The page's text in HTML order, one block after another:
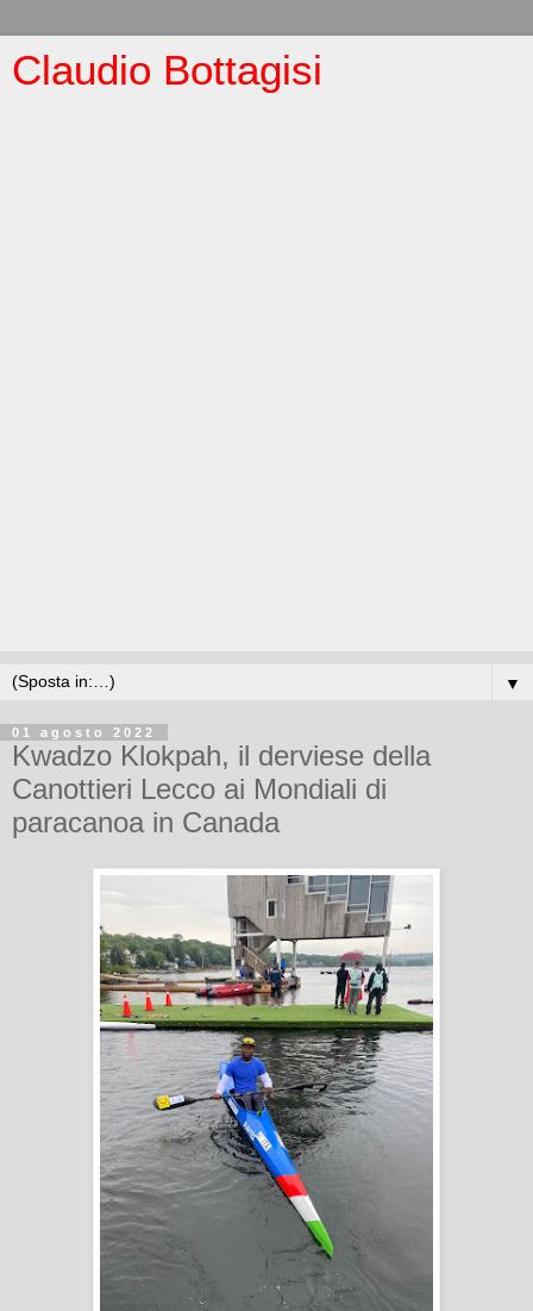
Claudio Bottagisi
▼
01 agosto 2022
Kwadzo Klokpah, il derviese della
Canottieri Lecco ai Mondiali di
paracanoa in Canada